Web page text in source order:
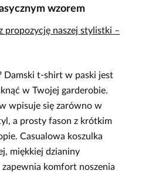
wzorem
propozycję naszej stylistki –
Damski t-shirt w paski jest
w Twojej garderobie.
wpisuje się zarówno w
a prosty fason z krótkim
Casualowa koszulka
miękkiej dzianiny
zapewnia komfort noszenia